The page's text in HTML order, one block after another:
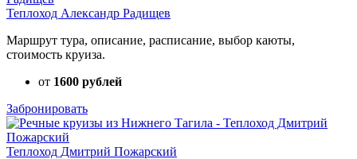
Теплоход Александр Радищев
Маршрут тура, описание, расписание, выбор каюты,
стоимость круиза.
от 1600 рублей
Забронировать
Теплоход Дмитрий Пожарский